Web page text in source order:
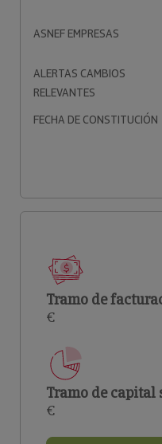
ASNEF EMPRESAS
ALERTAS CAMBIOS
RELEVANTES
FECHA DE CONSTITUCIÓN
Tramo de
€
Tramo de capital
€